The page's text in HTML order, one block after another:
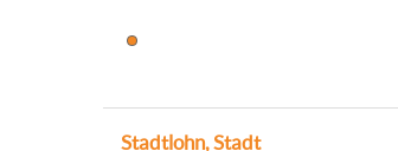
Stadtlohn, Stadt